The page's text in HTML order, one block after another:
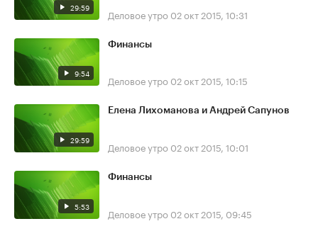
29:59 Деловое утро 02 окт 2015, 10:31
9:54
Финансы
Деловое утро 02 окт 2015, 10:15
29:59
Елена Лихоманова и Андрей Сапунов
Деловое утро 02 окт 2015, 10:01
5:53
Финансы
Деловое утро 02 окт 2015, 09:45